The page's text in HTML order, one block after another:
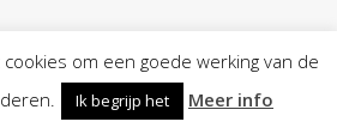
om een goede werking van de
Ik begrijp het Meer info